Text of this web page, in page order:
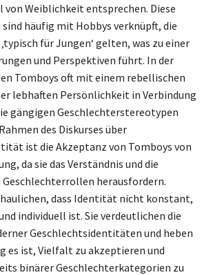
Weiblichkeit entsprechen. Diese
häufig mit Hobbys verknüpft, die
für Jungen‘ gelten, was zu einer
und Perspektiven führt. In der
Tomboys oft mit einem rebellischen
lebhaften Persönlichkeit in Verbindung
gängigen Geschlechterstereotypen
des Diskurses über
ist die Akzeptanz von Tomboys von
da sie das Verständnis und die
Geschlechterrollen herausfordern.
dass Identität nicht konstant,
individuell ist. Sie verdeutlichen die
Geschlechtsidentitäten und heben
es ist, Vielfalt zu akzeptieren und
binärer Geschlechterkategorien zu